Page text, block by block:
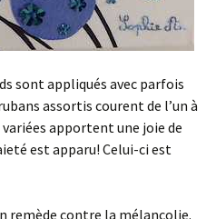
sont appliqués avec parfois
assortis courent de l’un à
apportent une joie de
est apparu! Celui-ci est
remède contre la mélancolie.